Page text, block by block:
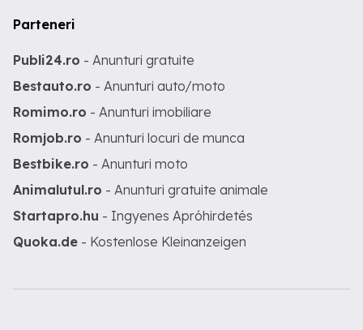
Parteneri
Publi24.ro - Anunturi gratuite
Bestauto.ro - Anunturi auto/moto
Romimo.ro - Anunturi imobiliare
Romjob.ro - Anunturi locuri de munca
Bestbike.ro - Anunturi moto
Animalutul.ro - Anunturi gratuite animale
Startapro.hu - Ingyenes Apróhirdetés
Quoka.de - Kostenlose Kleinanzeigen